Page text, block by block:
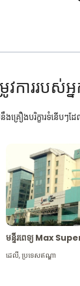
ការរបស់អ្
ឿងបរិក្ខារទំនើបៗដ
មន្ទីរពេទ្យ Max
ដេលី,ប្រទេសឥណ្ឌា